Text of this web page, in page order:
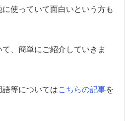
使っていて面白いという方も
、簡単にご紹介していきま
語等についてはこちらの記事を